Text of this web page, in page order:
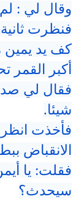
وقال لي :
فنظرت
كف يد يمين
أكبر
فقال لي
شيئا.
فأخذت
الانقباض
فقلت: يا
سيحدث؟